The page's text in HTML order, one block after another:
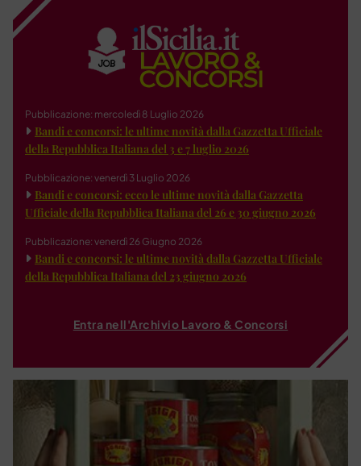
Pubblicazione: mercoledì 8 Luglio 2026
Bandi e concorsi: le ultime novità dalla Gazzetta Ufficiale
della Repubblica Italiana del 3 e 7 luglio 2026
Pubblicazione: venerdì 3 Luglio 2026
Bandi e concorsi: ecco le ultime novità dalla Gazzetta
Ufficiale della Repubblica Italiana del 26 e 30 giugno 2026
Pubblicazione: venerdì 26 Giugno 2026
Bandi e concorsi: le ultime novità dalla Gazzetta Ufficiale
della Repubblica Italiana del 23 giugno 2026
Entra nell'Archivio Lavoro & Concorsi